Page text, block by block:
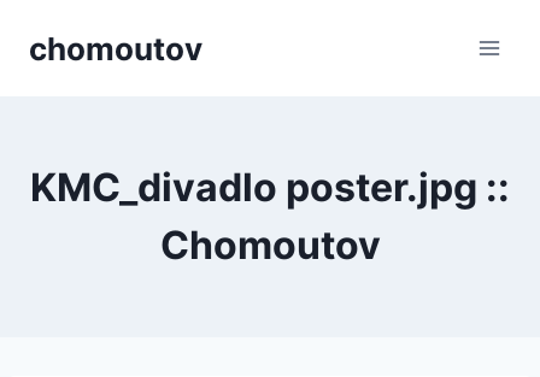
chomoutov
KMC_divadlo poster.jpg ::
Chomoutov